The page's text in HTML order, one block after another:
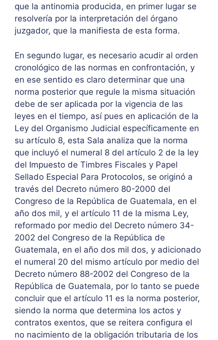
que la antinomia producida, en primer lugar se
resolvería por la interpretación del órgano
juzgador, que la manifiesta de esta forma.
En segundo lugar, es necesario acudir al orden
cronológico de las normas en confrontación, y
en ese sentido es claro determinar que una
norma posterior que regule la misma situación
debe de ser aplicada por la vigencia de las
leyes en el tiempo, así pues en aplicación de la
Ley del Organismo Judicial específicamente en
su artículo 8, esta Sala analiza que la norma
que incluyó el numeral 8 del artículo 2 de la ley
del Impuesto de Timbres Fiscales y Papel
Sellado Especial Para Protocolos, se originó a
través del Decreto número 80-2000 del
Congreso de la República de Guatemala, en el
año dos mil, y el artículo 11 de la misma Ley,
reformado por medio del Decreto número 34-
2002 del Congreso de la República de
Guatemala, en el año dos mil dos, y adicionado
el numeral 20 del mismo artículo por medio del
Decreto número 88-2002 del Congreso de la
República de Guatemala, por lo tanto se puede
concluir que el artículo 11 es la norma posterior,
siendo la norma que determina los actos y
contratos exentos, que se reitera configura el
no nacimiento de la obligación tributaria de los